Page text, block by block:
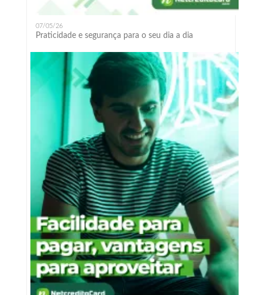
07/05/26
Praticidade e segurança para o seu dia a dia